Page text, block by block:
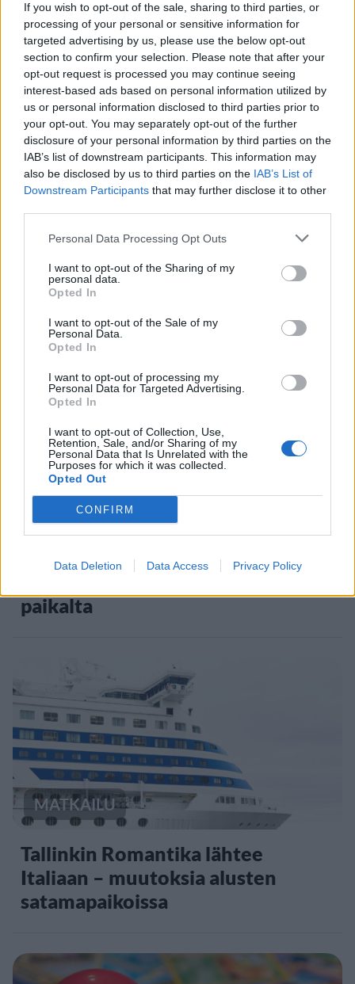
If you wish to opt-out of the sale, sharing to third parties, or
processing of your personal or sensitive information for
targeted advertising by us, please use the below opt-out
section to confirm your selection. Please note that after your
opt-out request is processed you may continue seeing
interest-based ads based on personal information utilized by
us or personal information disclosed to third parties prior to
your opt-out. You may separately opt-out of the further
disclosure of your personal information by third parties on the
IAB’s list of downstream participants. This information may
also be disclosed by us to third parties on the IAB’s List of
Downstream Participants that may further disclose it to other
Personal Data Processing Opt Outs
I want to opt-out of the Sharing of my
personal data.
Opted In
I want to opt-out of the Sale of my
Personal Data.
Opted In
I want to opt-out of processing my
Personal Data for Targeted Advertising.
Opted In
I want to opt-out of Collection, Use,
Retention, Sale, and/or Sharing of my
Personal Data that Is Unrelated with the
Purposes for which it was collected.
Opted Out
CONFIRM
Data Deletion Data Access Privacy Policy
marraskuulle – tältä näyttää
syksyn sää
4
UUTISET
Kela voi leikata tukia
5
VIIHDEUUTISET
Suolikaasun tuoksu levisi Spider-
paikalta
MATKAILU
Tallinkin Romantika lähtee
Italiaan – muutoksia alusten
satamapaikoissa